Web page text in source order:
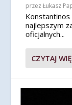
przezŁukasz
najlepszym
oficjalnych...
CZYTAJ